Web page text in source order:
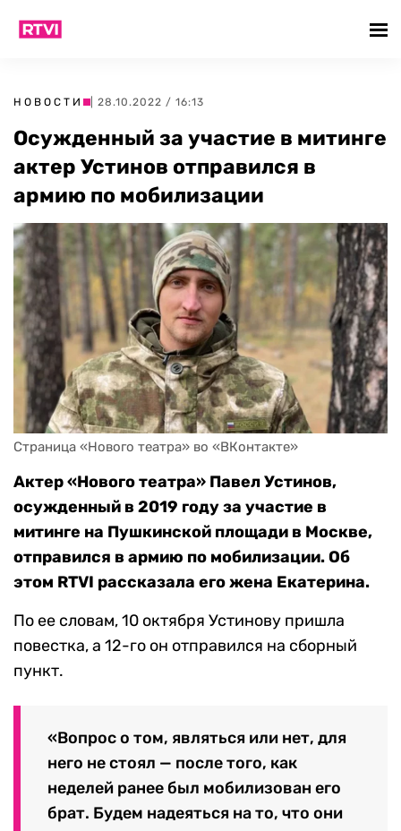
НОВОСТИ | 28.10.2022 / 16:13
Осужденный за участие в митинге
актер Устинов отправился в
армию по мобилизации
Страница «Нового театра» во «ВКонтакте»
Актер «Нового театра» Павел Устинов,
осужденный в 2019 году за участие в
митинге на Пушкинской площади в Москве,
отправился в армию по мобилизации. Об
этом RTVI рассказала его жена Екатерина.
По ее словам, 10 октября Устинову пришла
повестка, а 12-го он отправился на сборный
пункт.
«Вопрос о том, являться или нет, для
него не стоял — после того, как
неделей ранее был мобилизован его
брат. Будем надеяться на то, что они